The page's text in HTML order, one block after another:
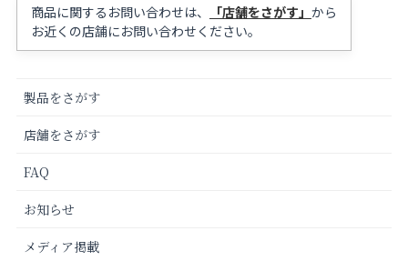
商品に関するお問い合わせは、 「店舗をさがす」 から
お近くの店舗にお問い合わせください。
製品をさがす
店舗をさがす
FAQ
お知らせ
メディア掲載